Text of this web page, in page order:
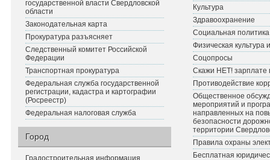
государственной власти Свердловской
области
Законодательная карта
Прокуратура разъясняет
Следственный комитет Российской
Федерации
Транспортная прокуратура
Федеральная служба государственной
регистрации, кадастра и картографии
(Росреестр)
Федеральная налоговая служба
Город
Культура
Здравоохранение
Социальная политика
Физическая культура
Соцопросы
Скажи НЕТ! зарплате
Противодействие
Общественное
мероприятий и
направленных на
безопасности
территории
Правила охраны
Бесплатная